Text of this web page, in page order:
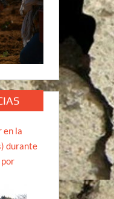
en la
durante